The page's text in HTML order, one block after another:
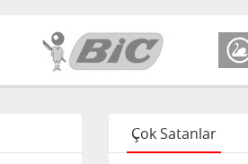
Çok Satanlar